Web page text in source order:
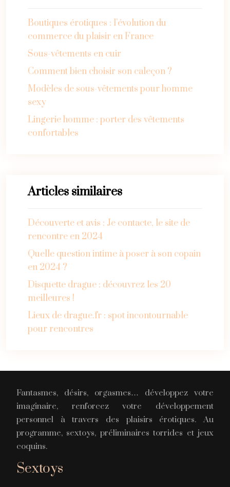
Boutiques érotiques : l’évolution du
commerce du plaisir en France
Sous-vêtements en cuir
Comment bien choisir son caleçon ?
Modèles de sous-vêtements pour homme
sexy
Lingerie homme : porter des vêtements
confortables
Articles similaires
Découverte et avis : Je contacte, le site de
rencontre en 2024
Quelle question intime à poser à son copain
en 2024 ?
Disquette drague : découvrez les 20
meilleures !
Lieux de drague.fr : spot incontournable
pour rencontres
Fantasmes, désirs, orgasmes… développez votre
imaginaire, renforcez votre développement
personnel à travers des plaisirs érotiques. Au
programme, sextoys, préliminaires torrides et jeux
coquins.
Sextoys